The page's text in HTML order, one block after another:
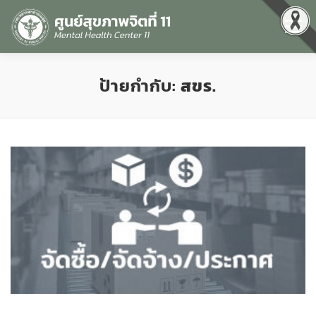
Menu
เกี่ยวกับเรา คุณธรรมและความโปร่งใส
สำหรับบุคลากร
ป้ายกำกับ: สขร.